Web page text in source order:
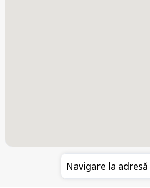
Navigare la adresă